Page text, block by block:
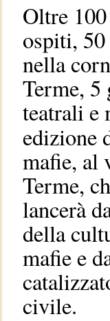
Oltre
ospiti,
nella
Terme,
teatrali e
edizione
mafie, al
Terme,
lancerà
della
mafie e
civile.